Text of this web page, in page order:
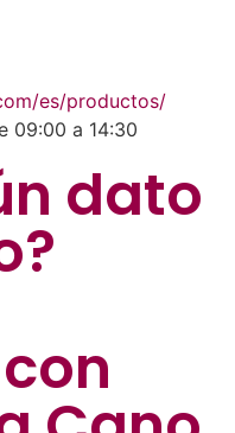
es/productos/
09:00 a 14:30
dato